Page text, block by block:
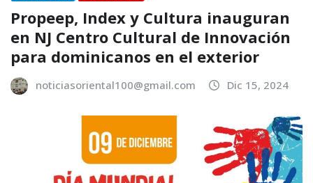
Propeep, Index y Cultura inauguran
en NJ Centro Cultural de Innovación
para dominicanos en el exterior
noticiasoriental100@gmail.com Dic 15, 2024